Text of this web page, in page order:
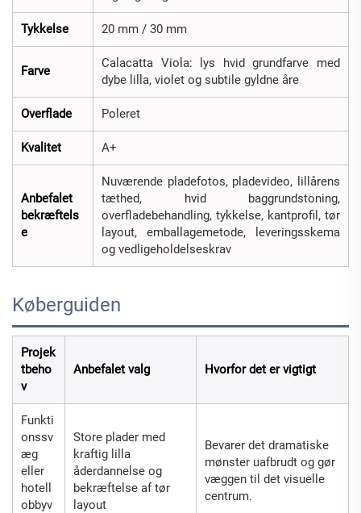
Tykkelse 20 mm / 30 mm
Farve
Calacatta Viola: lys hvid grundfarve med
dybe lilla, violet og subtile gyldne åre
Overflade Poleret
Kvalitet A+
Anbefalet
bekræftels
e
Nuværende pladefotos, pladevideo, lillårens
tæthed, hvid baggrundstoning,
overfladebehandling, tykkelse, kantprofil, tør
layout, emballagemetode, leveringsskema
og vedligeholdelseskrav
Køberguiden
Projek
tbeho
v
Anbefalet valg Hvorfor det er vigtigt
Funkti
onssv
æg
eller
hotell
obbyv
Store plader med
kraftig lilla
åderdannelse og
bekræftelse af tør
layout
Bevarer det dramatiske
mønster uafbrudt og gør
væggen til det visuelle
centrum.